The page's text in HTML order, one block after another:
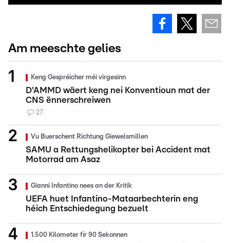
Am meeschte gelies
Keng Gespréicher méi virgesinn
D'AMMD wäert keng nei Konventioun mat der
CNS ënnerschreiwen
27
Vu Buerschent Richtung Giewelsmillen
SAMU a Rettungshelikopter bei Accident mat
Motorrad am Asaz
Gianni Infantino nees an der Kritik
UEFA huet Infantino-Mataarbechterin eng
héich Entschiedegung bezuelt
1.500 Kilometer fir 90 Sekonnen